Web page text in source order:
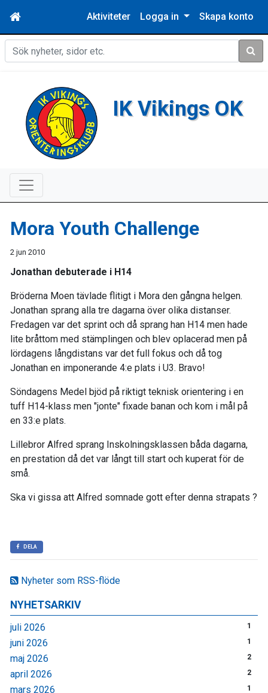
Aktiviteter Logga in Skapa konto
Sök
IK Vikings OK
Nyheter som RSS-flöde
NYHETSARKIV
juli 2026 1
juni 2026 1
maj 2026 2
april 2026 2
mars 2026 1
Mora Youth Challenge
2 jun 2010
Jonathan debuterade i H14
Bröderna Moen tävlade flitigt i Mora den gångna helgen.
Jonathan sprang alla tre dagarna över olika distanser.
Fredagen var det sprint och då sprang han H14 men hade
lite bråttom med stämplingen och blev oplacerad men på
lördagens långdistans var det full fokus och då tog
Jonathan en imponerande 4:e plats i U3. Bravo!
Söndagens Medel bjöd på riktigt teknisk orientering i en
tuff H14-klass men "jonte" fixade banan och kom i mål på
en 33:e plats.
Lillebror Alfred sprang Inskolningsklassen båda dagarna,
en prestation då det var långt till start och kuperat för de
små.
Ska vi gissa att Alfred somnade gott efter denna strapats ?
DELA